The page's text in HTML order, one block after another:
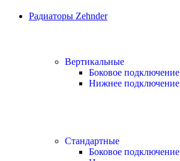
Радиаторы Zehnder
Вертикальные
Боковое подключение
Нижнее подключение
Стандартные
Боковое подключение